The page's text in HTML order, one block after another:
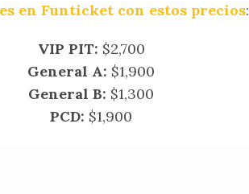
en Funticket con estos precios:
VIP PIT: $2,700
General A: $1,900
General B: $1,300
PCD: $1,900